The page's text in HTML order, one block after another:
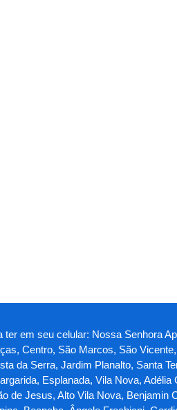
em seu celular: Nossa Senhora
Centro, São Marcos, São
da Serra, Jardim Planalto, Santa
Esplanada, Vila Nova,
de Jesus, Alto Vila Nova,